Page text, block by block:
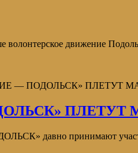
движение
— ПОДОЛЬСК» ПЛЕТУТ
ПЛЕТУТ
давно принимают